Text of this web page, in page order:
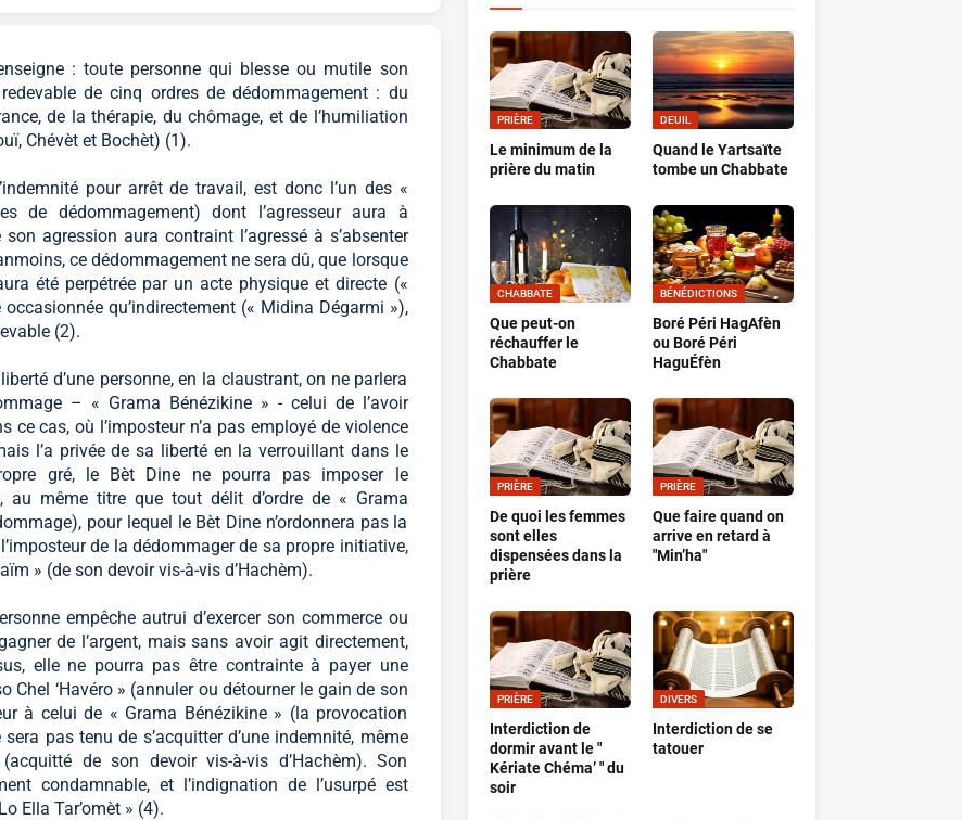
: toute personne qui blesse ou mutile son
de cinq ordres de dédommagement : du
de la thérapie, du chômage, et de l’humiliation
Chévèt et Bochèt) (1).
pour arrêt de travail, est donc l’un des «
de dédommagement) dont l’agresseur aura à
son agression aura contraint l’agressé à s’absenter
ce dédommagement ne sera dû, que lorsque
été perpétrée par un acte physique et directe («
qu’indirectement (« Midina Dégarmi »),
(2).
d’une personne, en la claustrant, on ne parlera
– « Grama Bénézikine » - celui de l’avoir
ce cas, où l’imposteur n’a pas employé de violence
l’a privée de sa liberté en la verrouillant dans le
gré, le Bèt Dine ne pourra pas imposer le
même titre que tout délit d’ordre de « Grama
pour lequel le Bèt Dine n’ordonnera pas la
de la dédommager de sa propre initiative,
» (de son devoir vis-à-vis d’Hachèm).
empêche autrui d’exercer son commerce ou
de l’argent, mais sans avoir agit directement,
elle ne pourra pas être contrainte à payer une
Chel ‘Havéro » (annuler ou détourner le gain de son
à celui de « Grama Bénézikine » (la provocation
pas tenu de s’acquitter d’une indemnité, même
de son devoir vis-à-vis d’Hachèm). Son
condamnable, et l’indignation de l’usurpé est
Ella Tar’omèt » (4).
PRIÈRE
Le minimum de la
prière du matin
DEUIL
Quand le Yartsaïte
tombe un Chabbate
CHABBATE
Que peut-on
réchauffer le
Chabbate
BÉNÉDICTIONS
Boré Péri HagAfèn
ou Boré Péri
HaguÉfèn
PRIÈRE
De quoi les femmes
sont elles
dispensées dans la
prière
PRIÈRE
Que faire quand on
arrive en retard à
"Min’ha"
PRIÈRE
Interdiction de
dormir avant le "
Kériate Chéma’ " du
soir
DIVERS
Interdiction de se
tatouer